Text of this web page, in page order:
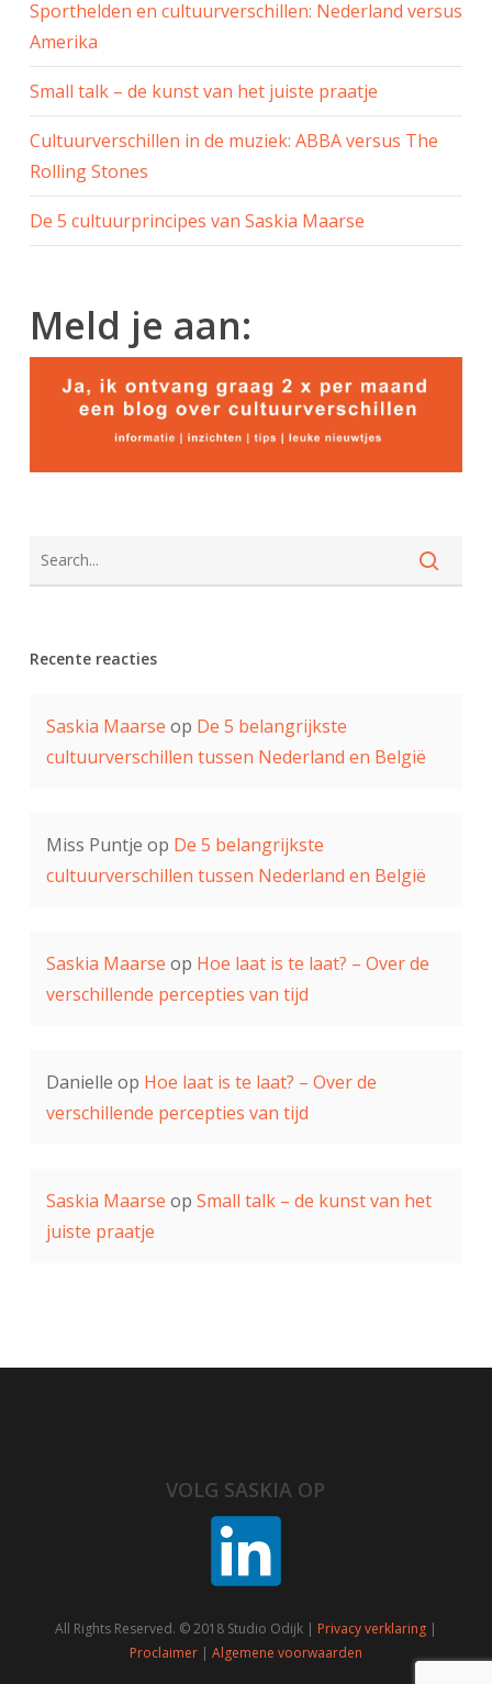
Sporthelden en cultuurverschillen: Nederland versus
Amerika
Small talk – de kunst van het juiste praatje
Cultuurverschillen in de muziek: ABBA versus The
Rolling Stones
De 5 cultuurprincipes van Saskia Maarse
Meld je aan:
Recente reacties
Saskia Maarse op De 5 belangrijkste
cultuurverschillen tussen Nederland en België
Miss Puntje op De 5 belangrijkste
cultuurverschillen tussen Nederland en België
Saskia Maarse op Hoe laat is te laat? – Over de
verschillende percepties van tijd
Danielle op Hoe laat is te laat? – Over de
verschillende percepties van tijd
Saskia Maarse op Small talk – de kunst van het
juiste praatje
VOLG SASKIA OP
All Rights Reserved. © 2018 Studio Odijk | Privacy verklaring|
Proclaimer| Algemene voorwaarden